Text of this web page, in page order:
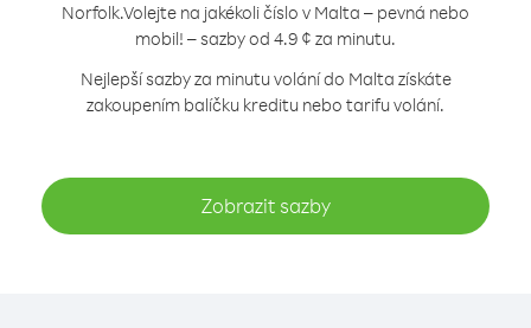
Norfolk.Volejte na jakékoli číslo v Malta – pevná nebo
mobil! – sazby od 4.9 ¢ za minutu.
Nejlepší sazby za minutu volání do Malta získáte
zakoupením balíčku kreditu nebo tarifu volání.
Zobrazit sazby